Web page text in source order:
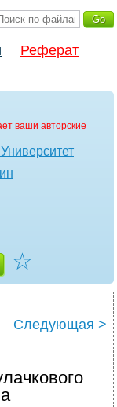
Реферат
ваши авторские
☆
Следующая >